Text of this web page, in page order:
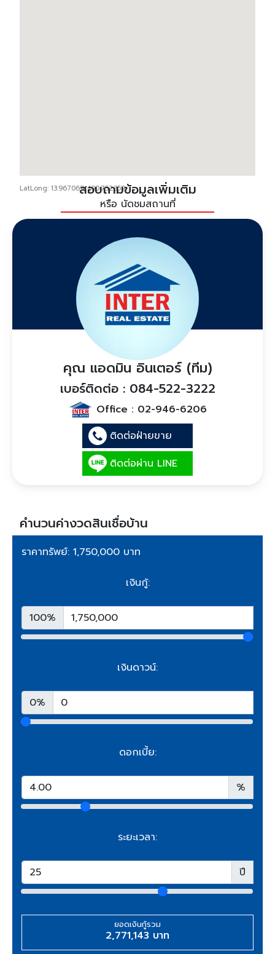
LatLong: 13.967069, 100.752359สอบถามข้อมูลเพิ่มเติม
หรือ นัดชมสถานที่
คุณ แอดมิน อินเตอร์ (ทีม)
เบอร์ติดต่อ : 084-522-3222
Office : 02-946-6206
ติดต่อฝ่ายขาย
ติดต่อผ่าน LINE
คำนวนค่างวดสินเชื่อบ้าน
ราคาทรัพย์: 1,750,000 บาท
เงินกู้:
100%
เงินดาวน์:
0%
ดอกเบี้ย:
%
ระยะเวลา:
ปี
ยอดเงินกู้รวม
2,771,143 บาท